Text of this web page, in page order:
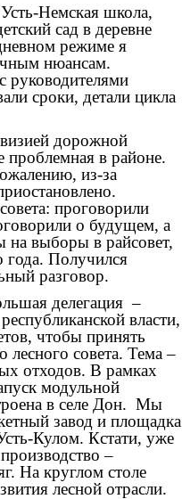
Усть-Немская школа,
сад в деревне
режиме я
нюансам.
руководителями
сроки, детали цикла
дорожной
проблемная в районе.
из-за
проговорили
о будущем, а
на выборы в райсовет,
года. Получился
разговор.
делегация –
республиканской власти,
чтобы принять
лесного совета. Тема –
отходов. В рамках
модульной
в селе Дон. Мы
завод и площадка
Кулом. Кстати, уже
–
На круглом столе
лесной отрасли.